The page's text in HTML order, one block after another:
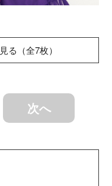
る（全7枚）
次へ